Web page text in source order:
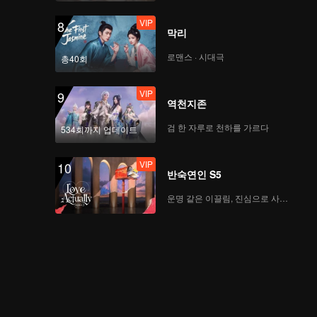
8
총40회
VIP
막리
로맨스 · 시대극
9
534회까지 업데이트
VIP
역천지존
검 한 자루로 천하를 가르다
10 VIP
반숙연인 S5
운명 같은 이끌림, 진심으로 사랑하다